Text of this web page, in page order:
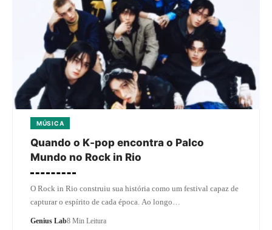
MÚSICA
Quando o K-pop encontra o Palco
Mundo no Rock in Rio
O Rock in Rio construiu sua história como um festival capaz de
capturar o espírito de cada época. Ao longo…
Genius Lab8 Min Leitura